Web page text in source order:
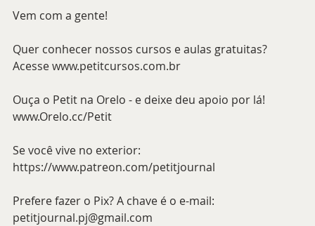
Vem com a gente!
Quer conhecer nossos cursos e aulas gratuitas?
Acesse www.petitcursos.com.br
Ouça o Petit na Orelo - e deixe deu apoio por lá!
www.Orelo.cc/Petit
Se você vive no exterior:
https://www.patreon.com/petitjournal
Prefere fazer o Pix? A chave é o e-mail:
petitjournal.pj@gmail.com